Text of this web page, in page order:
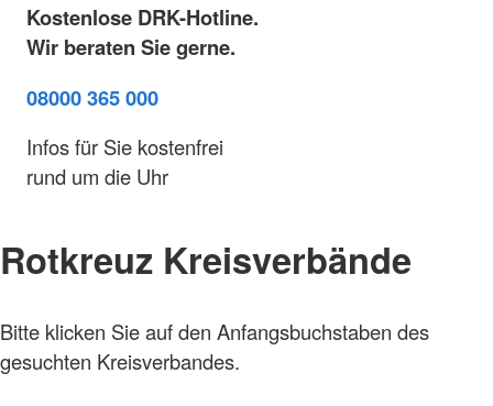
Kostenlose DRK-Hotline.
Wir beraten Sie gerne.
08000 365 000
Infos für Sie kostenfrei
rund um die Uhr
Rotkreuz Kreisverbände
Bitte klicken Sie auf den Anfangsbuchstaben des
gesuchten Kreisverbandes.